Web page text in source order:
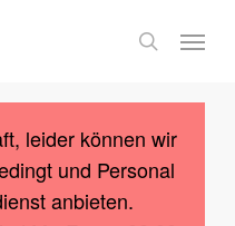
search
Menu
leider können wir
und Personal
anbieten.